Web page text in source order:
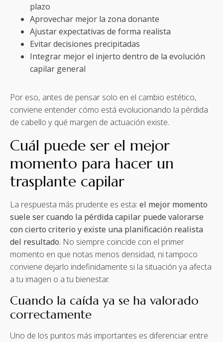
plazo
Aprovechar mejor la zona donante
Ajustar expectativas de forma realista
Evitar decisiones precipitadas
Integrar mejor el injerto dentro de la evolución
capilar general
Por eso, antes de pensar solo en el cambio estético,
conviene entender cómo está evolucionando la pérdida
de cabello y qué margen de actuación existe.
Cuál puede ser el mejor
momento para hacer un
trasplante capilar
La respuesta más prudente es esta: el mejor momento
suele ser cuando la pérdida capilar puede valorarse
con cierto criterio y existe una planificación realista
del resultado. No siempre coincide con el primer
momento en que notas menos densidad, ni tampoco
conviene dejarlo indefinidamente si la situación ya afecta
a tu imagen o a tu bienestar.
Cuando la caída ya se ha valorado
correctamente
Uno de los puntos más importantes es diferenciar entre